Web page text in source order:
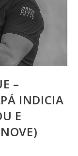
–
INDICIA
E